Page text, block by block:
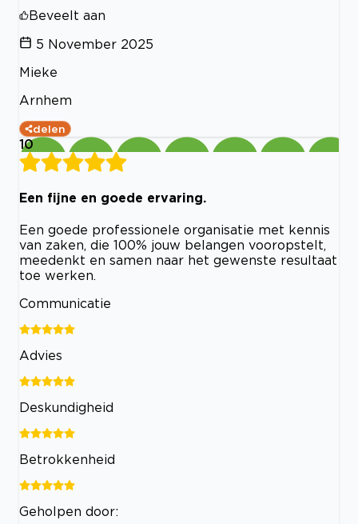
Beveelt aan
5 November 2025
Mieke
Arnhem
delen
10
Een fijne en goede ervaring.
Een goede professionele organisatie met kennis
van zaken, die 100% jouw belangen vooropstelt,
meedenkt en samen naar het gewenste resultaat
toe werken.
Communicatie
Advies
Deskundigheid
Betrokkenheid
Geholpen door: